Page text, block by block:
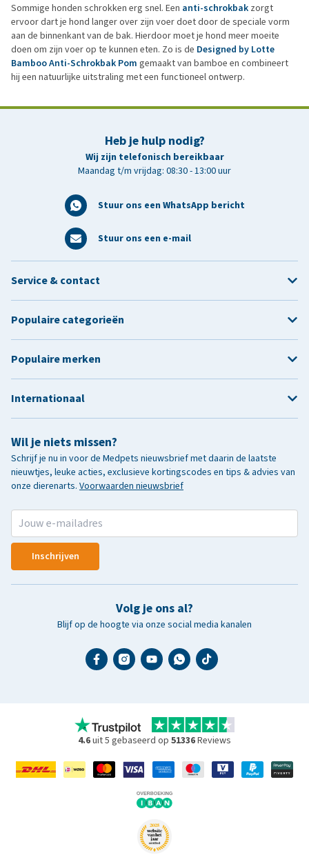
Sommige honden schrokken erg snel. Een anti-schrokbak zorgt
ervoor dart je hond langer over zijn voer doet door de speciale vorm
aan de binnenkant van de bak. Hierdoor moet je hond meer moeite
doen om zijn voer op te kunnen eten. Zo is de Designed by Lotte
Bamboo Anti-Schrokbak Pom gemaakt van bamboe en combineert
hij een natuurlijke uitstraling met een functioneel ontwerp.
Heb je hulp nodig?
Wij zijn telefonisch bereikbaar
Maandag t/m vrijdag: 08:30 - 13:00 uur
Stuur ons een WhatsApp bericht
Stuur ons een e-mail
Wil je niets missen?
Schrijf je nu in voor de Medpets nieuwsbrief met daarin de laatste
nieuwtjes, leuke acties, exclusieve kortingscodes en tips & advies van
onze dierenarts. Voorwaarden nieuwsbrief
Inschrijven
Volg je ons al?
Blijf op de hoogte via onze social media kanalen
Service & contact
Populaire categorieën
Populaire merken
Internationaal
4.6uit 5 gebaseerd op 51336Reviews